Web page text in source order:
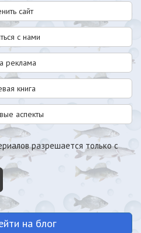
сайт
с нами
реклама
книга
аспекты
разрешается только с
на блог